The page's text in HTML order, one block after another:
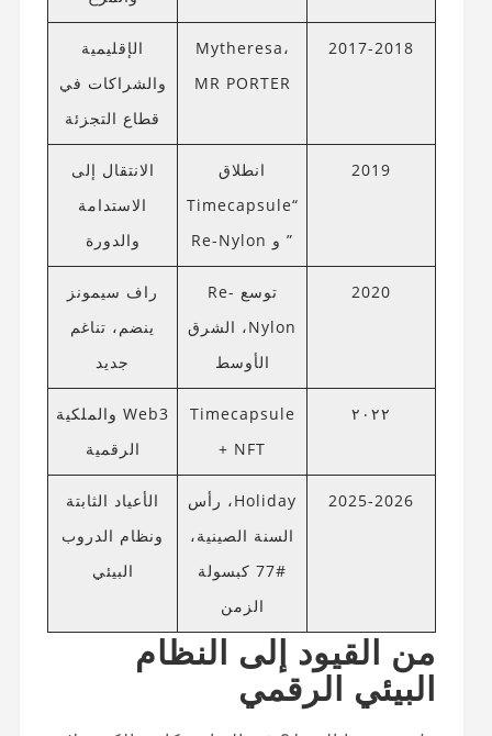
2017-2018
Mytheresa،
MR PORTER
الإقليمية
والشراكات في
قطاع التجزئة
2019
انطلاق
“Timecapsule
” و Re-Nylon
الانتقال إلى
الاستدامة
والدورة
2020
توسع Re-
Nylon، الشرق
الأوسط
راف سيمونز
ينضم، تناغم
جديد
٢٠٢٢
Timecapsule
+ NFT
Web3 والملكية
الرقمية
2025-2026
Holiday، رأس
السنة الصينية،
#77 كبسولة
الزمن
الأعياد الثابتة
ونظام الدروب
البيئي
من القيود إلى النظام
البيئي الرقمي